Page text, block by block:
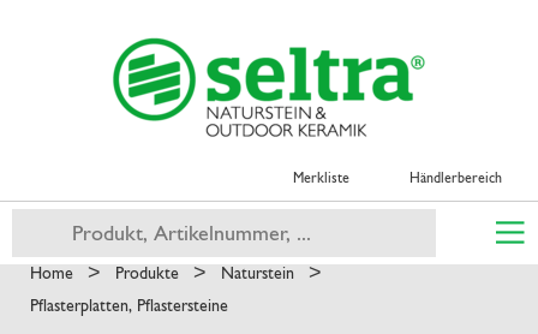
Merkliste Händlerbereich
Home > Produkte > Naturstein >
Pflasterplatten, Pflastersteine